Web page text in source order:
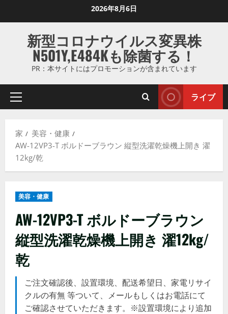
ス
ッ
2026年8月6日
新型コロナウイルス変異株
N501Y,E484Kも除菌する！
PR：本サイトにはプロモーションが含まれています
プ
マ
リ
メ
ー
ライブ
家
美容・健康
AW-12VP3-T ボルドーブラウン 縦型洗濯乾燥機上開き 濯
12kg/乾
美容・健康
AW-12VP3-T ボルドーブラウン
縦型洗濯乾燥機上開き 濯12kg/
乾
ご注文確認後、設置環境、配送希望日、家電リサイ
クルの有無 等ついて、メールもしくはお電話にて
ご確認させていただきます。※設置環境により追加